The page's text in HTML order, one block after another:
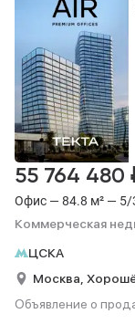
Офис — 84.8 м² — 5/
Коммерческая
55 764 480
ЦСКА
Москва,
Объявление о